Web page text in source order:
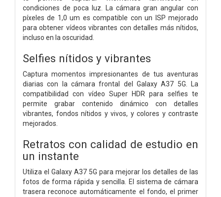
condiciones de poca luz. La cámara gran angular con
píxeles de 1,0 um es compatible con un ISP mejorado
para obtener vídeos vibrantes con detalles más nítidos,
incluso en la oscuridad.
Selfies nítidos y vibrantes
Captura momentos impresionantes de tus aventuras
diarias con la cámara frontal del Galaxy A37 5G. La
compatibilidad con vídeo Super HDR para selfies te
permite grabar contenido dinámico con detalles
vibrantes, fondos nítidos y vivos, y colores y contraste
mejorados.
Retratos con calidad de estudio en
un instante
Utiliza el Galaxy A37 5G para mejorar los detalles de las
fotos de forma rápida y sencilla. El sistema de cámara
trasera reconoce automáticamente el fondo, el primer